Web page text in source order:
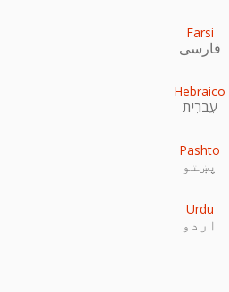
Farsi
فارسی
Hebraico
עִברִית
Pashto
پښتو
Urdu
اردو